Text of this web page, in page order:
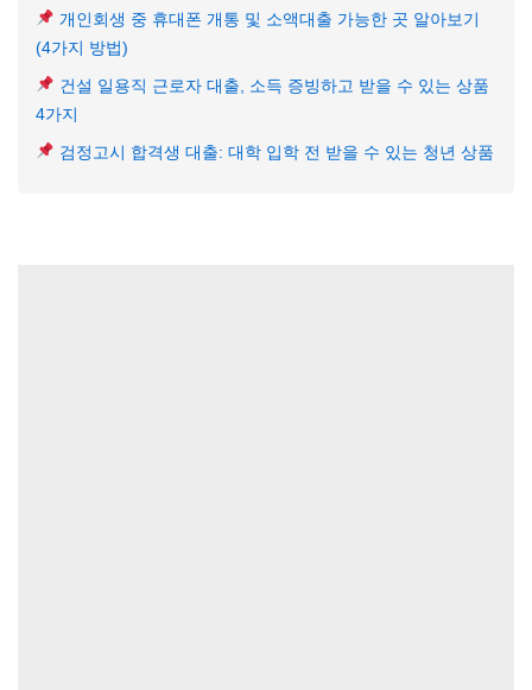
개인회생 중 휴대폰 개통 및 소액대출 가능한 곳 알아보기
(4가지 방법)
건설 일용직 근로자 대출, 소득 증빙하고 받을 수 있는 상품
4가지
검정고시 합격생 대출: 대학 입학 전 받을 수 있는 청년 상품